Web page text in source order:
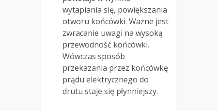
wytapiania się, powiększania
otworu końcówki. Ważne jest
zwracanie uwagi na wysoką
przewodność końcówki.
Wówczas sposób
przekazania przez końcówkę
prądu elektrycznego do
drutu staje się płynniejszy.